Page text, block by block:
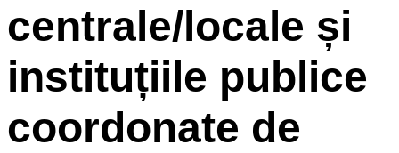
centrale/locale și
instituțiile publice
coordonate de